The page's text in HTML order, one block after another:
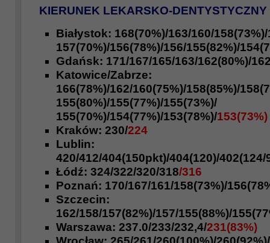
KIERUNEK LEKARSKO-
Białystok: 168(70%)/163/160/
157(70%)/156(78%)/156/155(82%)/
Gdańsk: 171/167/165/163/162(80%)/
Katowice/Zabrze:
166(78%)/162/160(75%)/158(85%)/
155(80%)/155(77%)/155(73%)/
155(70%)/154(77%)/153(78%)/153(73%)
Kraków: 230/224
Lublin:
420/412/404(150pkt)/404(120)/402(124/
Łódź: 324/322/320/318/316
Poznań: 170/167/161/158(73%)/
Szczecin:
162/158/157(82%)/157/155(88%)/
Warszawa: 237.0/233/232,4/231(83%)